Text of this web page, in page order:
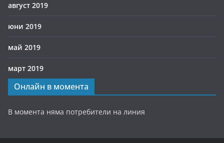
август 2019
юни 2019
май 2019
март 2019
Онлайн в момента
В момента няма потребители на линия